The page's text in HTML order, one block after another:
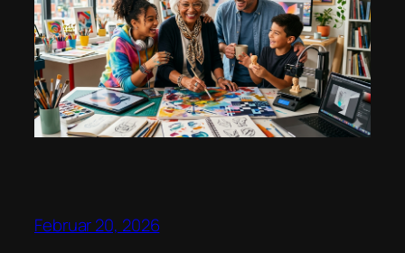
Februar 20, 2026